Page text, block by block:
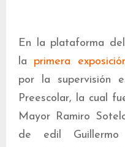
En la plataforma del
la primera
por la supervisión
Preescolar, la cual
Mayor Ramiro
de edil